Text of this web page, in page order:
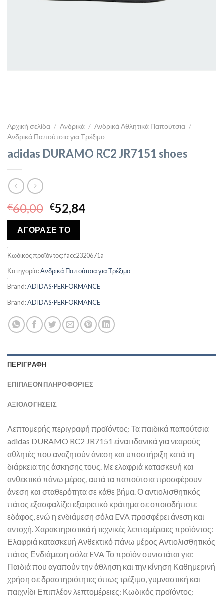
Αρχική σελίδα / Ανδρικά / Ανδρικά Αθλητικά Παπούτσια /
Ανδρικά Παπούτσια για Τρέξιμο
adidas DURAMO RC2 JR7151 shoes
€60,00 Original
price
was:
€60,00.
€52,84Η
€52,84.
ΑΓΟΡΑΣΕ ΤΟ
Κωδικός προϊόντος:facc2320671a
Κατηγορία:Ανδρικά Παπούτσια για Τρέξιμο
Brand:ADIDAS-PERFORMANCE
Brand:ADIDAS-PERFORMANCE
ΠΕΡΙΓΡΑΦΉ
ΕΠΙΠΛΈΟΝ ΠΛΗΡΟΦΟΡΊΕΣ
ΑΞΙΟΛΟΓΗΣΕΙΣ
Λεπτομερής περιγραφή προϊόντος: Τα παιδικά παπούτσια
adidas DURAMO RC2 JR7151 είναι ιδανικά για νεαρούς
αθλητές που αναζητούν άνεση και υποστήριξη κατά τη
διάρκεια της άσκησης τους. Με ελαφριά κατασκευή και
ανθεκτικό πάνω μέρος, αυτά τα παπούτσια προσφέρουν
άνεση και σταθερότητα σε κάθε βήμα. Ο αντιολισθητικός
πάτος εξασφαλίζει εξαιρετικό κράτημα σε οποιοδήποτε
εδάφος, ενώ η ενδιάμεση σόλα EVA προσφέρει άνεση και
αντοχή. Χαρακτηριστικά ή τεχνικές λεπτομέρειες προϊόντος:
Ελαφριά κατασκευή Ανθεκτικό πάνω μέρος Αντιολισθητικός
πάτος Ενδιάμεση σόλα EVA Το προϊόν συνιστάται για:
Παιδιά που αγαπούν την άθληση και την κίνηση Καθημερινή
χρήση σε δραστηριότητες όπως τρέξιμο, γυμναστική και
παιχνίδι Επιπλέον λεπτομέρειες: Κωδικός προϊόντος: